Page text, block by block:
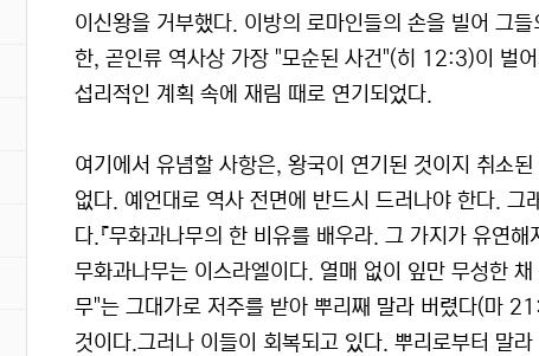
이신왕을 거부했다. 이방의 로마인들의 손을 빌어 그
한, 곧인류 역사상 가장 "모순된 사건"(히 12:3)이 벌
섭리적인 계획 속에 재림 때로 연기되었다.
여기에서 유념할 사항은, 왕국이 연기된 것이지 취소
없다. 예언대로 역사 전면에 반드시 드러나야 한다. 그
다.『무화과나무의 한 비유를 배우라. 그 가지가 유연
무화과나무는 이스라엘이다. 열매 없이 잎만 무성한
무"는 그대가로 저주를 받아 뿌리째 말라 버렸다(마
것이다.그러나 이들이 회복되고 있다. 뿌리로부터 말